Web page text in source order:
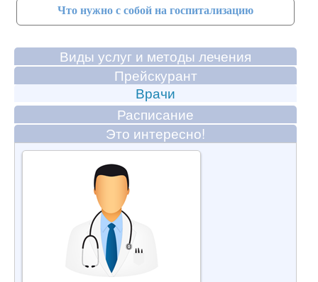
Что нужно с собой на госпитализацию
Виды услуг и методы лечения
Прейскурант
Врачи
Расписание
Это интересно!